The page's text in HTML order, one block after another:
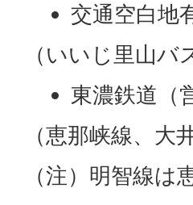
交通空白地
（いいじ里山バ
東濃鉄道（
（恵那峡線、
（注）明智線は